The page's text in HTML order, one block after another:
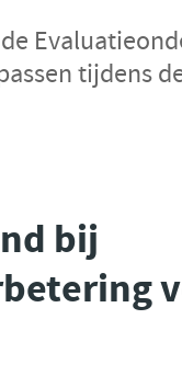
tijdens
bij